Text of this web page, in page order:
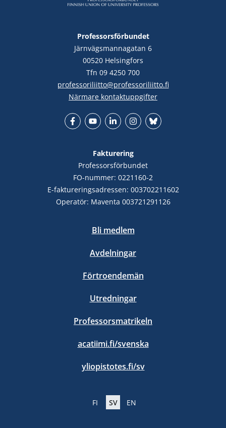
Professorsförbundet
Järnvägsmannagatan 6
00520 Helsingfors
Tfn 09 4250 700
professoriliitto@professoriliitto.fi
Närmare kontaktuppgifter
Fakturering
Professorsförbundet
FO-nummer: 0221160-2
E-faktureringsadressen: 003702211602
Operatör: Maventa 003721291126
Bli medlem
Avdelningar
Förtroendemän
Utredningar
Professorsmatrikeln
acatiimi.fi/svenska
yliopistotes.fi/sv
FI SV EN